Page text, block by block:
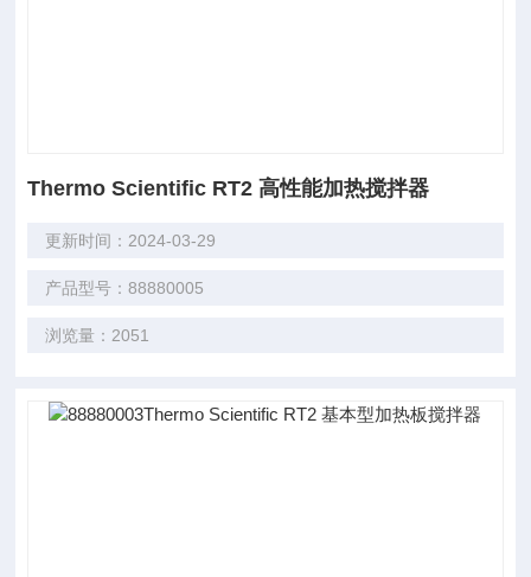
Thermo Scientific RT2 高性能加热搅拌器
更新时间：2024-03-29
产品型号：88880005
浏览量：2051